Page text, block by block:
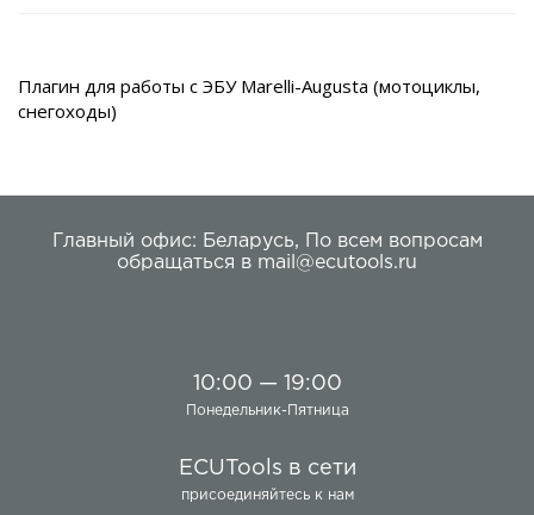
Плагин для работы с ЭБУ Marelli-Augusta (мотоциклы,
снегоходы)
Главный офис: Беларусь,
По всем вопросам
обращаться в mail@ecutools.ru
10:00 — 19:00
Понедельник-Пятница
ECUTools в сети
присоединяйтесь к нам